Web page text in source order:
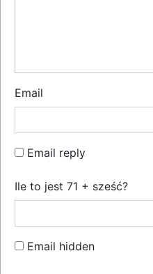
Email
Email reply
Ile to jest 71 + sześć?
Email hidden